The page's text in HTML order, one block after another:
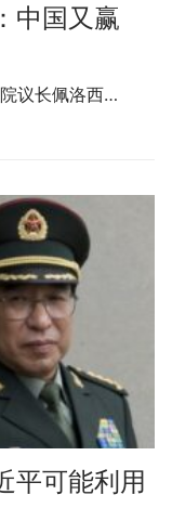
中国又赢
议长佩洛西…
平可能利用